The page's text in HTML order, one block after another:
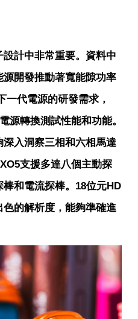
計中非常重要。資料中
開發推動著寬能隙功率
一代電源的研發需求，
源轉換測試性能和功能。
入洞察三相和六相馬達
支援多達八個主動探
和電流探棒。18位元HD
的解析度，能夠準確進